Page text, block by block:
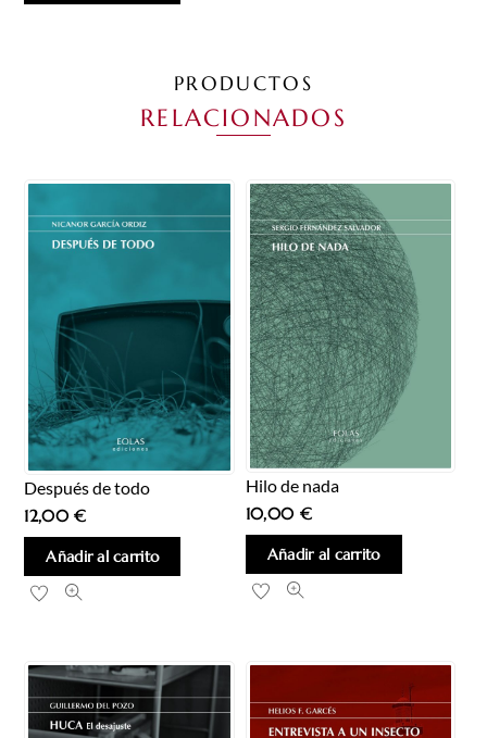
PRODUCTOS
RELACIONADOS
Después de todo
12,00€
Añadir al carrito
Hilo de nada
10,00 €
Añadir al carrito